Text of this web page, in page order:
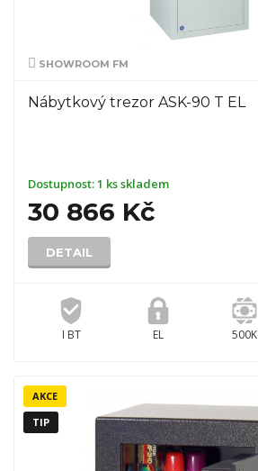
SHOWROOM FM
Nábytkový trezor ASK-90 T EL
Dostupnost:1 ks skladem
30 866 Kč
DETAIL
I BT EL 500K
AKCE
TIP